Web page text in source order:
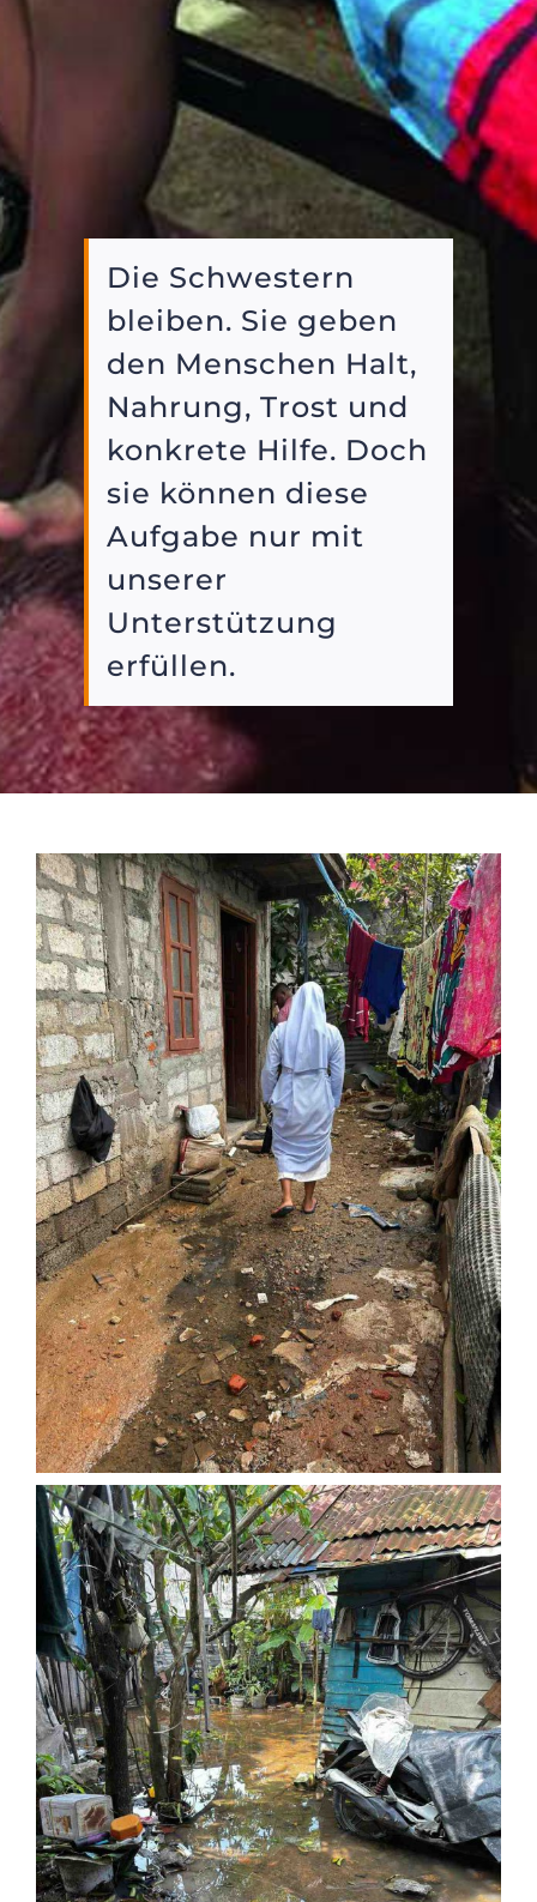
Die Schwestern
bleiben. Sie geben
den Menschen Halt,
Nahrung, Trost und
konkrete Hilfe. Doch
sie können diese
Aufgabe nur mit
unserer
Unterstützung
erfüllen.